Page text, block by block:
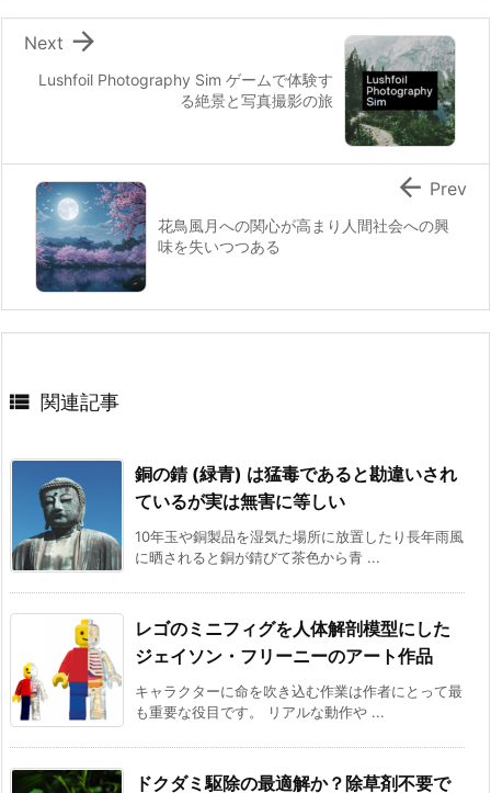
Lushfoil Photography Sim ゲームで体験す
る絶景と写真撮影の旅

Next
花鳥風月への関心が高まり人間社会への興
味を失いつつある
 Prev
 関連記事
銅の錆 (緑青) は猛毒であると勘違いされ
ているが実は無害に等しい
10年玉や銅製品を湿気た場所に放置したり長年雨風
に晒されると銅が錆びて茶色から青 ...
レゴのミニフィグを人体解剖模型にした
ジェイソン・フリーニーのアート作品
キャラクターに命を吹き込む作業は作者にとって最
も重要な役目です。 リアルな動作や ...
ドクダミ駆除の最適解か？除草剤不要で